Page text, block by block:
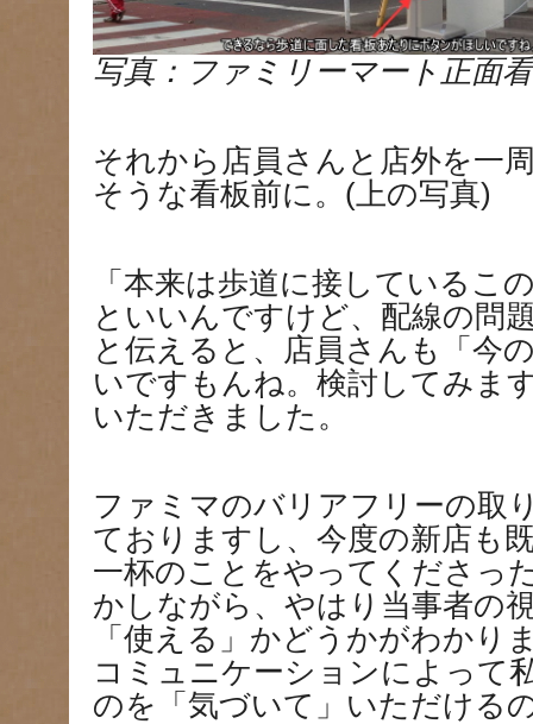
写真：ファミリーマート正面
それから店員さんと店外を一
そうな看板前に。(上の写真)
「本来は歩道に接しているこ
といいんですけど、配線の問
と伝えると、店員さんも「今
いですもんね。検討してみま
いただきました。
ファミマのバリアフリーの取
ておりますし、今度の新店も
一杯のことをやってくださっ
かしながら、やはり当事者の
「使える」かどうかがわかり
コミュニケーションによって
のを「気づいて」いただける